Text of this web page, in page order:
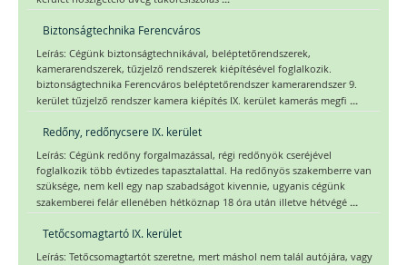
Biztonságtechnika Ferencváros
Leírás: Cégünk biztonságtechnikával, beléptetőrendszerek,
kamerarendszerek, tűzjelző rendszerek kiépítésével foglalkozik.
biztonságtechnika Ferencváros beléptetőrendszer kamerarendszer 9.
kerület tűzjelző rendszer kamera kiépítés IX. kerület kamerás megfi ...
Redőny, redőnycsere IX. kerület
Leírás: Cégünk redőny forgalmazással, régi redőnyök cseréjével
foglalkozik több évtizedes tapasztalattal. Ha redőnyös szakemberre van
szüksége, nem kell egy nap szabadságot kivennie, ugyanis cégünk
szakemberei felár ellenében hétköznap 18 óra után illetve hétvégé ...
Tetőcsomagtartó IX. kerület
Leírás: Tetőcsomagtartót szeretne, mert máshol nem talál autójára, vagy